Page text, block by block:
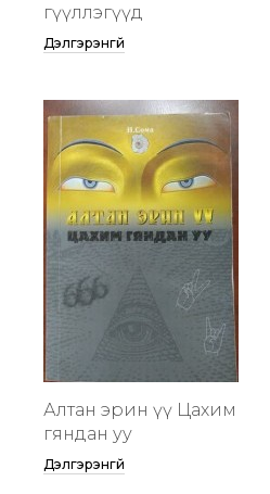
өгүүллэгүүд
Дэлгэрэнгүй
Алтан эрин үү Цахим
гяндан уу
Дэлгэрэнгүй